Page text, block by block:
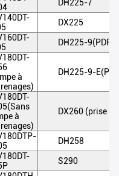
DH225-7
DX225
DH225-9(PDF)
à
DH225-9-
à
DX260 (prise
DH258
S290